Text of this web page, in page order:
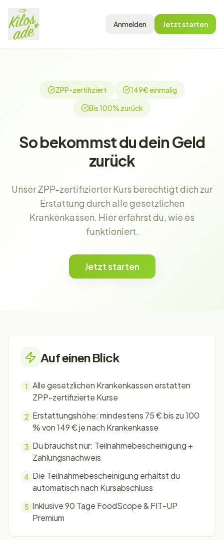
Anmelden Jetzt starten
ZPP-zertifiziert
149€ einmalig
Bis 100% zurück
So bekommst du dein Geld
zurück
Unser ZPP-zertifizierter Kurs berechtigt dich zur
Erstattung durch alle gesetzlichen
Krankenkassen. Hier erfährst du, wie es
funktioniert.
Jetzt starten
Auf einen Blick
1
Alle gesetzlichen Krankenkassen erstatten
ZPP-zertifizierte Kurse
2 Erstattungshöhe: mindestens 75 € bis zu 100
% von 149 € je nach Krankenkasse
3 Du brauchst nur: Teilnahmebescheinigung +
Zahlungsnachweis
4 Die Teilnahmebescheinigung erhältst du
automatisch nach Kursabschluss
5 Inklusive 90 Tage FoodScope & FIT-UP
Premium